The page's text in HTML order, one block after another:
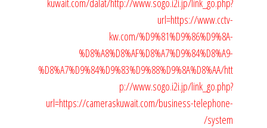
kuwait.com/dalat/http://www.sogo.i2i.jp/link_go.php?
url=https://www.cctv-
kw.com/%D9%81%D9%86%D9%8A-
%D8%A8%D8%AF%D8%A7%D9%84%D8%A9-
%D8%A7%D9%84%D9%83%D9%88%D9%8A%D8%AA/htt
p://www.sogo.i2i.jp/link_go.php?
url=https://cameraskuwait.com/business-telephone-
system/